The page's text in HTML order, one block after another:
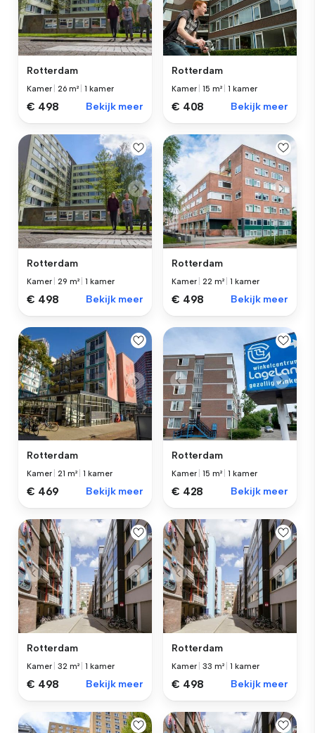
Rotterdam
Kamer |26 m² |1 kamer
€ 498 Bekijk meer
Rotterdam
Kamer |15 m² |1 kamer
€ 408 Bekijk meer
Rotterdam
Kamer |29 m² |1 kamer
€ 498 Bekijk meer
Rotterdam
Kamer |22 m² |1 kamer
€ 498 Bekijk meer
Rotterdam
Kamer |21 m² |1 kamer
€ 469 Bekijk meer
Rotterdam
Kamer |15 m² |1 kamer
€ 428 Bekijk meer
Rotterdam
Kamer |32 m² |1 kamer
€ 498 Bekijk meer
Rotterdam
Kamer |33 m² |1 kamer
€ 498 Bekijk meer